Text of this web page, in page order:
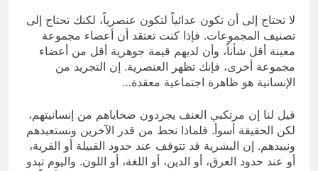
لا تحتاج إلى أن تكون عدائياً لتكون عنصرياً، لكنك تحتاج إلى
تصنيف المجموعات. فإذا كنت تعتقد أن أعضاء مجموعة
معينة أقل شأناً، وأن لديهم قيمة جوهرية أقل من أعضاء
مجموعة أخرى، فإنك تظهر العنصرية. إن التجريد من
الإنسانية هو ظاهرة اجتماعية معقدة…
قيل لنا إن مرتكبي العنف يجردون ضحاياهم من إنسانيتهم،
لكن الحقيقة أسوأ. فلماذا نحط من قدر الآخرين ونستعبدهم
ونبيدهم. إن البشرية قد تتوقف عند حدود القبيلة أو القرية،
أو عند حدود العرق، أو الدين، أو اللغة، أو اللون. واليوم تبدو